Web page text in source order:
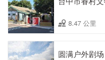
8.47 公里
圆满户外剧场